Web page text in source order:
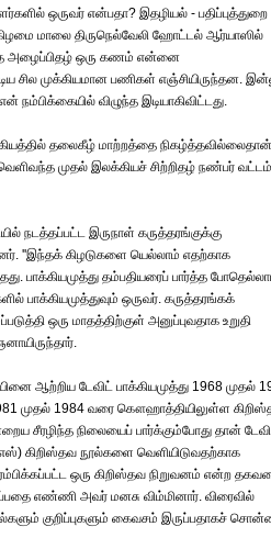
ஒருவர் என்பதா? இதழியல் - பதிப்புத்துறை
மாலை திருநெல்வேலி ஹோட்டல் ஆர்யாஸில்
அழைப்பிதழ் ஒரு கணம் என்னை
சில முக்கியமான பணிகள் எஞ்சியிருந்தன.
விழுந்த இடியாகிவிட்டது.
தலைகீழ் மாற்றத்தை நிகழ்த்தவில்லைதான்
முதல் இலக்கியச் சிற்றிதழ் நண்பர்
நடத்தப்பட்ட இருநாள் கருத்தரங்குக்கு
''இந்தக் கிழடுகளை யெல்லாம் எதற்காக
பாக்கியமுத்து தம்பதியரைப் பார்த்த
பாக்கியமுத்துவும் ஒருவர். கருத்தரங்கக்
ஒரு மாதத்திற்குள் அனுப்புவதாக உறுதி
ஆற்றிய டேவிட் பாக்கியமுத்து 1968 முதல்
முதல் 1984 வரை கௌஹாத்தியிலுள்ள
சீரழிந்த நிலையைப் பார்க்கும்போது தான்
கிறிஸ்தவ நூல்களை வெளியிடுவதற்காக
ஒரு கிறிஸ்தவ நிறுவனம் என்ற
எண்ணி அவர் மனசு விம்மினார். விரைவில்
குறிப்புகளும் கைவசம் இருப்பதாகச்